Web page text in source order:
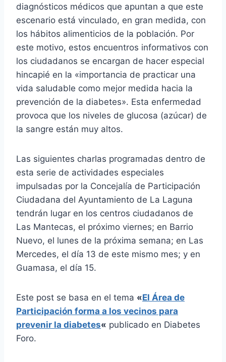
diagnósticos médicos que apuntan a que este
escenario está vinculado, en gran medida, con
los hábitos alimenticios de la población. Por
este motivo, estos encuentros informativos con
los ciudadanos se encargan de hacer especial
hincapié en la «importancia de practicar una
vida saludable como mejor medida hacia la
prevención de la diabetes». Esta enfermedad
provoca que los niveles de glucosa (azúcar) de
la sangre están muy altos.
Las siguientes charlas programadas dentro de
esta serie de actividades especiales
impulsadas por la Concejalía de Participación
Ciudadana del Ayuntamiento de La Laguna
tendrán lugar en los centros ciudadanos de
Las Mantecas, el próximo viernes; en Barrio
Nuevo, el lunes de la próxima semana; en Las
Mercedes, el día 13 de este mismo mes; y en
Guamasa, el día 15.
Este post se basa en el tema «El Área de
Participación forma a los vecinos para
prevenir la diabetes« publicado en Diabetes
Foro.